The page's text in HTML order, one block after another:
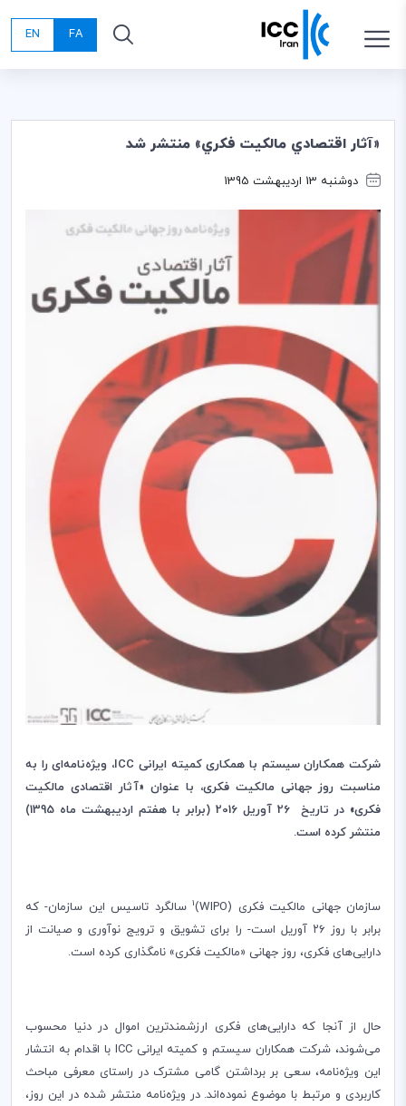
FA
EN
«آثار اقتصادي مالكيت فكري» منتشر شد
دوشنبه 13 اردیبهشت 1395
شرکت همکاران سیستم با همکاری کمیته ایرانی ICC، ویژه‌نامه‌ای را به
مناسبت روز جهانی مالکیت فکری، با عنوان «آثار اقتصادی مالکیت
فکری» در تاریخ 26 آوریل 2016 (برابر با هفتم اردیبهشت ماه 1395)
منتشر کرده است.
سازمان جهانی مالکیت فکری (WIPO
)
1سالگرد تاسیس این سازمان-که
برابر با روز ۲۶ آوریل است
- را برای تشویق و ترویج نوآوری و صیانت از
دارایی‏‌های فکری، روز جهانی «مالکیت فکری» نامگذاری کرده است.
حال از آنجا که دارایی‌های فکری ارزشمندترین اموال در دنیا محسوب
می‌شوند، شرکت همکاران سیستم و کمیته ایرانیICC با اقدام به انتشار
این ویژه‌نامه، سعی بر برداشتن گامی مشترک در راستای معرفی مباحث
کاربردی و مرتبط با موضوع نموده‌اند. در ویژه‌نامه منتشر شده در این روز،